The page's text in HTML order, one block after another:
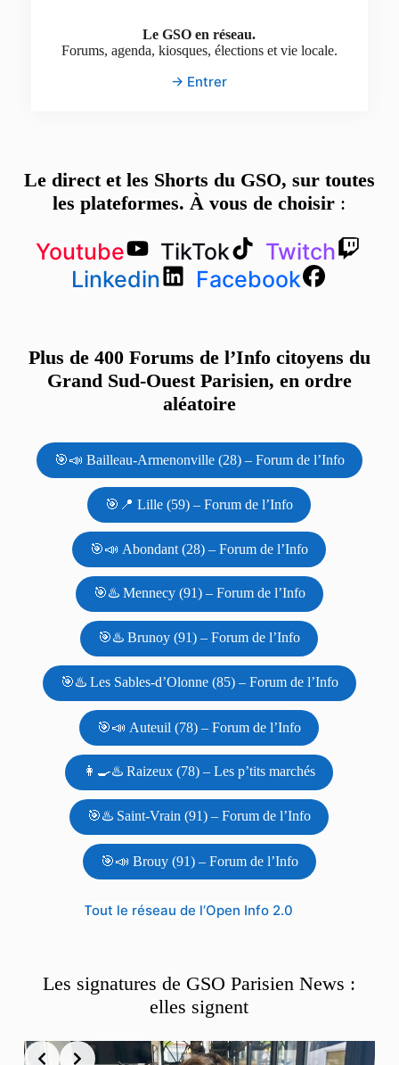
Le GSO en réseau.
Forums, agenda, kiosques, élections et vie locale.
→ Entrer
Le direct et les Shorts du GSO, sur toutes
les plateformes. À vous de choisir :
Youtube TikTok
Twitch
Linkedin
Facebook
Plus de 400 Forums de l’Info citoyens du
Grand Sud-Ouest Parisien, en ordre
aléatoire
🎯📣 Bailleau-Armenonville (28) – Forum de l’Info
🎯📍 Lille (59) – Forum de l’Info
🎯📣 Abondant (28) – Forum de l’Info
🎯♨️ Mennecy (91) – Forum de l’Info
🎯♨️ Brunoy (91) – Forum de l’Info
🎯♨️ Les Sables-d’Olonne (85) – Forum de l’Info
🎯📣 Auteuil (78) – Forum de l’Info
👩‍🍳♨️ Raizeux (78) – Les p’tits marchés
🎯♨️ Saint-Vrain (91) – Forum de l’Info
🎯📣 Brouy (91) – Forum de l’Info
Tout le réseau de l’Open Info 2.0
Les signatures de GSO Parisien News :
elles signent